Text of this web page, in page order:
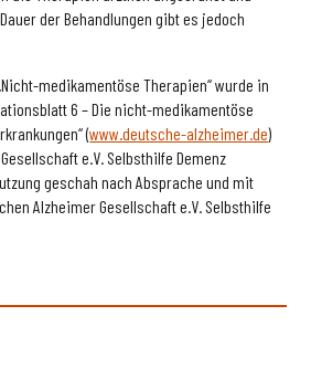
der Behandlungen gibt es jedoch
medikamentöse Therapien“ wurde in
6 – Die nicht-medikamentöse
(www.deutsche-alzheimer.de)
e.V. Selbsthilfe Demenz
geschah nach Absprache und mit
Alzheimer Gesellschaft e.V. Selbsthilfe